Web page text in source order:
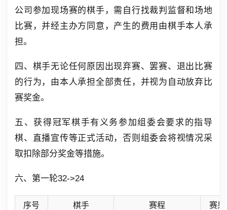
公司参加现场赛的棋手，需自行找裁判监督和场地
比赛，并经主办方同意，产生的费用由棋手本人承
担。
四、 棋手无论任何原因出现弃赛、罢赛、退出比赛
的行为，由本人承担全部责任，并视为自动放弃比
赛奖金。
五、获得冠军棋手有义务参加组委会要求的指导
棋、直播宣传等正式活动，否则组委会将视情况采
取扣除部分奖金等措施。
六、第一轮32->24
序号 棋手 赛程 赛果